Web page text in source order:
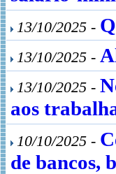
13/10/2025 -
13/10/2025 -
13/10/2025 -
aos
10/10/2025 -
de bancos,